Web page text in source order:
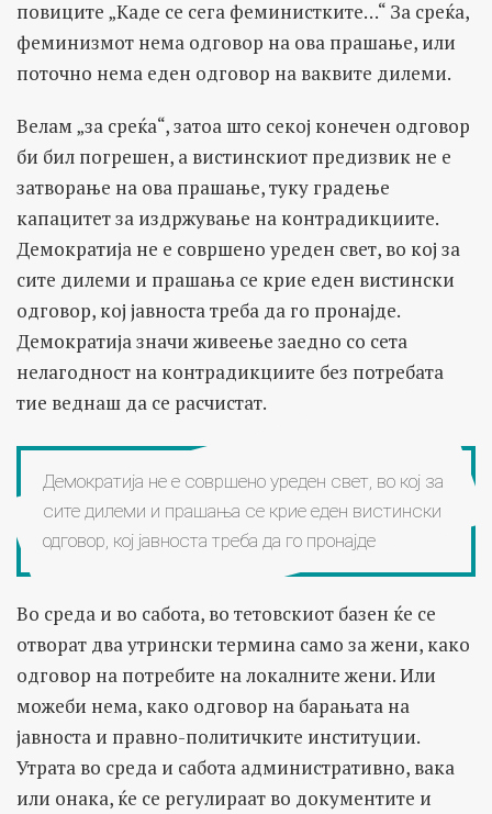
повиците „Каде се сега феминистките…“ За среќа,
феминизмот нема одговор на ова прашање, или
поточно нема еден одговор на ваквите дилеми.
Велам „за среќа“, затоа што секој конечен одговор
би бил погрешен, а вистинскиот предизвик не е
затворање на ова прашање, туку градење
капацитет за издржување на контрадикциите.
Демократија не е совршено уреден свет, во кој за
сите дилеми и прашања се крие еден вистински
одговор, кој јавноста треба да го пронајде.
Демократија значи живеење заедно со сета
нелагодност на контрадикциите без потребата
тие веднаш да се расчистат.
Демократија не е совршено уреден свет, во кој за
сите дилеми и прашања се крие еден вистински
одговор, кој јавноста треба да го пронајде
Во среда и во сабота, во тетовскиот базен ќе се
отворат два утрински термина само за жени, како
одговор на потребите на локалните жени. Или
можеби нема, како одговор на барањата на
јавноста и правно-политичките институции.
Утрата во среда и сабота административно, вака
или онака, ќе се регулираат во документите и